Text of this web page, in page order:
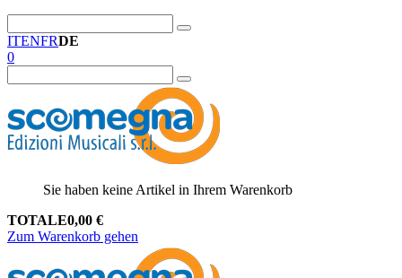
ITENFRDE
0
Sie haben keine Artikel in Ihrem Warenkorb
TOTALE0,00 €
Zum Warenkorb gehen